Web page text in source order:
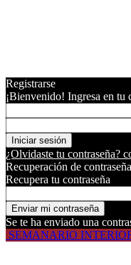
Registrarse
¡Bienvenido! Ingresa en tu
¿Olvidaste tu contraseña?
Recuperación de contraseña
Recupera tu contraseña
Se te ha enviado una
SEMANARIO